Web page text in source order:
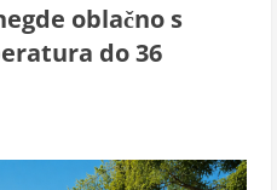
oblačno s
do 36